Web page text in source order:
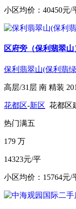
小区均价：40450元/
区府旁（保利翡翠
保利翡翠山(保利翡
高层/31层 南 精装
花都区-新区 花都区
热门满五
179 万
14323元/平
小区均价：15764元/